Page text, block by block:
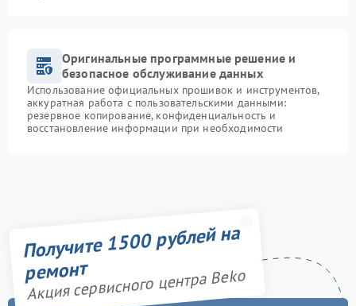
Оригинальные программные решение и
безопасное обслуживание данных
Использование официальных прошивок и инструментов,
аккуратная работа с пользовательскими данными:
резервное копирование, конфиденциальность и
восстановление информации при необходимости
Получите 1500 рублей на
ремонт
Акция сервисного центра Beko